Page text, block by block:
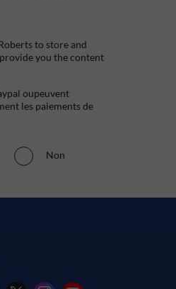
to store and
you the content
oupeuvent
les paiements de
Non